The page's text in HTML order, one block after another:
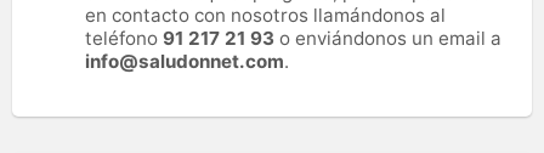
en contacto con nosotros llamándonos al
teléfono 91 217 21 93 o enviándonos un email a
info@saludonnet.com.